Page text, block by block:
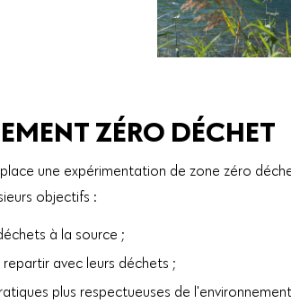
ZÉRO DÉCHET
une expérimentation de zone zéro
objectifs :
à la source ;
avec leurs déchets ;
plus respectueuses de